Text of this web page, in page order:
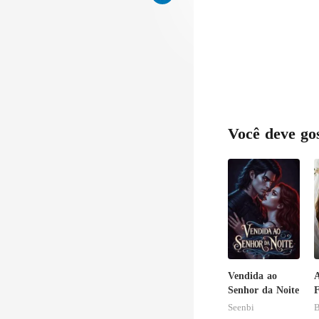
Você deve
Vendida ao
Senhor da Noite
Seenbi